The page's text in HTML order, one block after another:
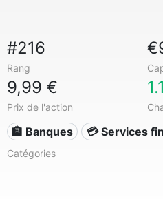
#216
Rang
9,99 €
Prix de l'action
🏦 Banques 💳 Services
Catégories